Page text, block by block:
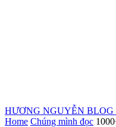
HƯƠNG NGUYỄN BLOG
Home Chúng mình đọc